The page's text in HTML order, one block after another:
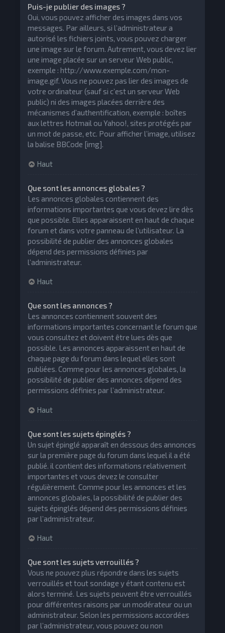
Puis-je publier des images ?
Oui, vous pouvez afficher des images dans vos
messages. Par ailleurs, si l’administrateur a
autorisé les fichiers joints, vous pouvez charger
une image sur le forum. Autrement, vous devez lier
une image placée sur un serveur Web public,
exemple : http://www.exemple.com/mon-
image.gif. Vous ne pouvez pas lier des images de
votre ordinateur (sauf si c’est un serveur Web
public) ni des images placées derrière des
mécanismes d’authentification, exemple : boîtes
aux lettres Hotmail ou Yahoo!, sites protégés par
un mot de passe, etc. Pour afficher l’image, utilisez
la balise BBCode [img].
Haut
Que sont les annonces globales ?
Les annonces globales contiennent des
informations importantes que vous devez lire dès
que possible. Elles apparaissent en haut de chaque
forum et dans votre panneau de l’utilisateur. La
possibilité de publier des annonces globales
dépend des permissions définies par
l’administrateur.
Haut
Que sont les annonces ?
Les annonces contiennent souvent des
informations importantes concernant le forum que
vous consultez et doivent être lues dès que
possible. Les annonces apparaissent en haut de
chaque page du forum dans lequel elles sont
publiées. Comme pour les annonces globales, la
possibilité de publier des annonces dépend des
permissions définies par l’administrateur.
Haut
Que sont les sujets épinglés ?
Un sujet épinglé apparaît en dessous des annonces
sur la première page du forum dans lequel il a été
publié. il contient des informations relativement
importantes et vous devez le consulter
régulièrement. Comme pour les annonces et les
annonces globales, la possibilité de publier des
sujets épinglés dépend des permissions définies
par l’administrateur.
Haut
Que sont les sujets verrouillés ?
Vous ne pouvez plus répondre dans les sujets
verrouillés et tout sondage y étant contenu est
alors terminé. Les sujets peuvent être verrouillés
pour différentes raisons par un modérateur ou un
administrateur. Selon les permissions accordées
par l’administrateur, vous pouvez ou non